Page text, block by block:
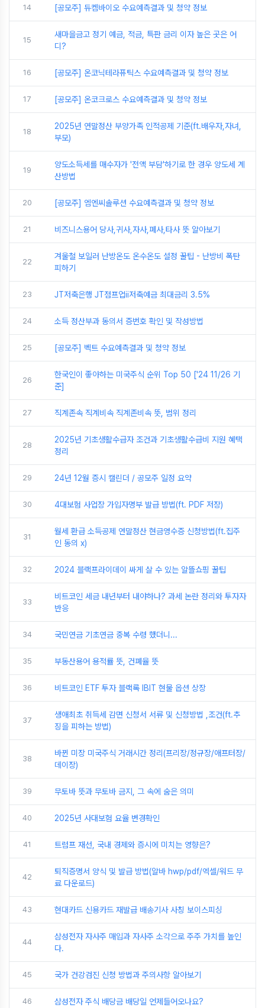
14 [공모주] 듀켐바이오 수요예측결과 및 청약 정보
15
새마을금고 정기 예금, 적금, 특판 금리 이자 높은 곳은 어
디?
16 [공모주] 온코닉테라퓨틱스 수요예측결과 및 청약 정보
17 [공모주] 온코크로스 수요예측결과 및 청약 정보
18
2025년 연말정산 부양가족 인적공제 기준(ft.배우자,자녀,
부모)
19
양도소득세를 매수자가 '전액 부담'하기로 한 경우 양도세 계
산방법
20 [공모주] 엠엔씨솔루션 수요예측결과 및 청약 정보
21 비즈니스용어 당사,귀사,자사,폐사,타사 뜻 알아보기
22
겨울철 보일러 난방온도 온수온도 설정 꿀팁 - 난방비 폭탄
피하기
23 JT저축은행 JT점프업ii저축예금 최대금리 3.5%
24 소득 정산부과 동의서 증번호 확인 및 작성방법
25 [공모주] 벡트 수요예측결과 및 청약 정보
26
한국인이 좋아하는 미국주식 순위 Top 50 ['24 11/26 기
준]
27 직계존속 직계비속 직계존비속 뜻, 범위 정리
28
2025년 기초생활수급자 조건과 기초생활수급비 지원 혜택
정리
29 24년 12월 증시 캘린더 / 공모주 일정 요약
30 4대보험 사업장 가입자명부 발급 방법(ft. PDF 저장)
31
월세 환급 소득공제 연말정산 현금영수증 신청방법(ft.집주
인 동의 x)
32 2024 블랙프라이데이 싸게 살 수 있는 알뜰쇼핑 꿀팁
33
비트코인 세금 내년부터 내야하나? 과세 논란 정리와 투자자
반응
34 국민연금 기초연금 중복 수령 했더니...
35 부동산용어 용적률 뜻, 건폐율 뜻
36 비트코인 ETF 투자 블랙록 IBIT 현물 옵션 상장
37
생애최초 취득세 감면 신청서 서류 및 신청방법 ,조건(ft.추
징을 피하는 방법)
38
바뀐 미장 미국주식 거래시간 정리(프리장/정규장/애프터장/
데이장)
39 무토바 뜻과 무토바 금지, 그 속에 숨은 의미
40 2025년 사대보험 요율 변경확인
41 트럼프 재선, 국내 경제와 증시에 미치는 영향은?
42
퇴직증명서 양식 및 발급 방법(알바 hwp/pdf/엑셀/워드 무
료 다운로드)
43 현대카드 신용카드 재발급 배송기사 사칭 보이스피싱
44
삼성전자 자사주 매입과 자사주 소각으로 주주 가치를 높인
다.
45 국가 건강검진 신청 방법과 주의사항 알아보기
46 삼성전자 주식 배당금 배당일 언제들어오나요?